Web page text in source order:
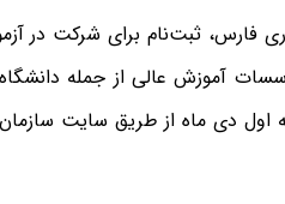
آموزش عالی از جمله